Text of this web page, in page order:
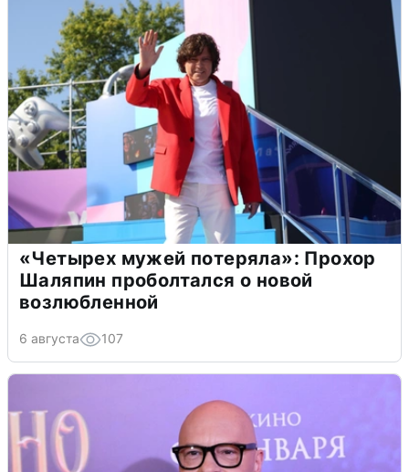
«Четырех мужей потеряла»: Прохор
Шаляпин проболтался о новой
возлюбленной
6 августа 107